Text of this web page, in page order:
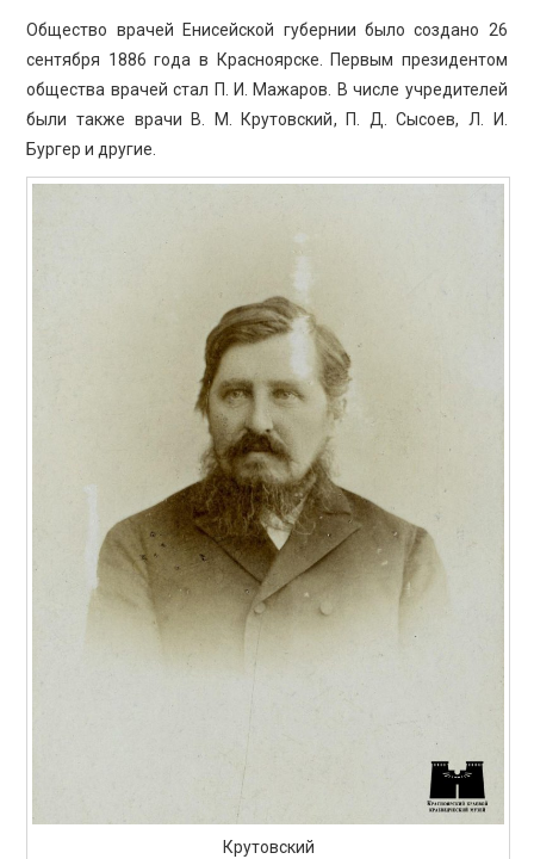
Общество врачей Енисейской губернии было создано 26
сентября 1886 года в Красноярске. Первым президентом
общества врачей стал П. И. Мажаров. В числе учредителей
были также врачи В. М. Крутовский, П. Д. Сысоев, Л. И.
Бургер и другие.
Крутовский